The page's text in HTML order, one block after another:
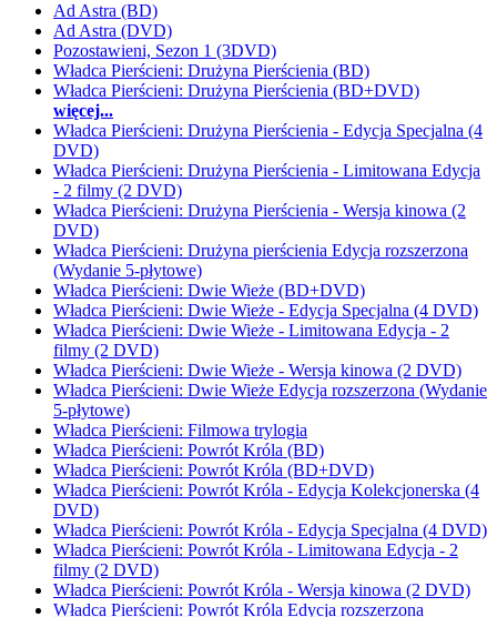
Ad Astra (BD)
Ad Astra (DVD)
Pozostawieni, Sezon 1 (3DVD)
Władca Pierścieni: Drużyna Pierścienia (BD)
Władca Pierścieni: Drużyna Pierścienia (BD+DVD)
więcej...
Władca Pierścieni: Drużyna Pierścienia - Edycja Specjalna (4
DVD)
Władca Pierścieni: Drużyna Pierścienia - Limitowana Edycja
- 2 filmy (2 DVD)
Władca Pierścieni: Drużyna Pierścienia - Wersja kinowa (2
DVD)
Władca Pierścieni: Drużyna pierścienia Edycja rozszerzona
(Wydanie 5-płytowe)
Władca Pierścieni: Dwie Wieże (BD+DVD)
Władca Pierścieni: Dwie Wieże - Edycja Specjalna (4 DVD)
Władca Pierścieni: Dwie Wieże - Limitowana Edycja - 2
filmy (2 DVD)
Władca Pierścieni: Dwie Wieże - Wersja kinowa (2 DVD)
Władca Pierścieni: Dwie Wieże Edycja rozszerzona (Wydanie
5-płytowe)
Władca Pierścieni: Filmowa trylogia
Władca Pierścieni: Powrót Króla (BD)
Władca Pierścieni: Powrót Króla (BD+DVD)
Władca Pierścieni: Powrót Króla - Edycja Kolekcjonerska (4
DVD)
Władca Pierścieni: Powrót Króla - Edycja Specjalna (4 DVD)
Władca Pierścieni: Powrót Króla - Limitowana Edycja - 2
filmy (2 DVD)
Władca Pierścieni: Powrót Króla - Wersja kinowa (2 DVD)
Władca Pierścieni: Powrót Króla Edycja rozszerzona